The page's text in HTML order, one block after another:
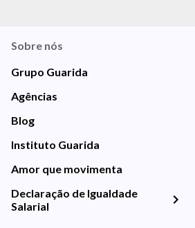
Sobre nós
Grupo Guarida
Agências
Blog
Instituto Guarida
Amor que movimenta
Declaração de Igualdade
Salarial